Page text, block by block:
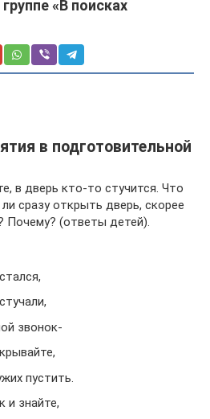
«В поисках
в подготовительной
в дверь кто-то стучится. Что
сразу открыть дверь, скорее
Почему? (ответы детей).
звонок-
пустить.
и знайте,